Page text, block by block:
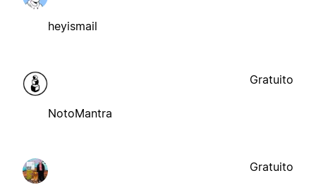
heyismail
NotoMantra
Gratuito
Gratuito